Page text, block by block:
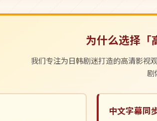
为什么选择「
我们专注为日韩剧迷打造的高清影视
剧
中文字幕同